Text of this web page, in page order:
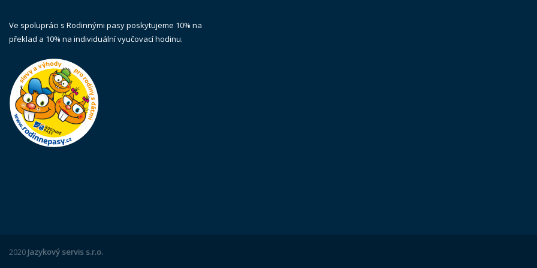
Ve spolupráci s Rodinnými pasy poskytujeme 10% na
překlad a 10% na individuální vyučovací hodinu.
2020 Jazykový servis s.r.o.